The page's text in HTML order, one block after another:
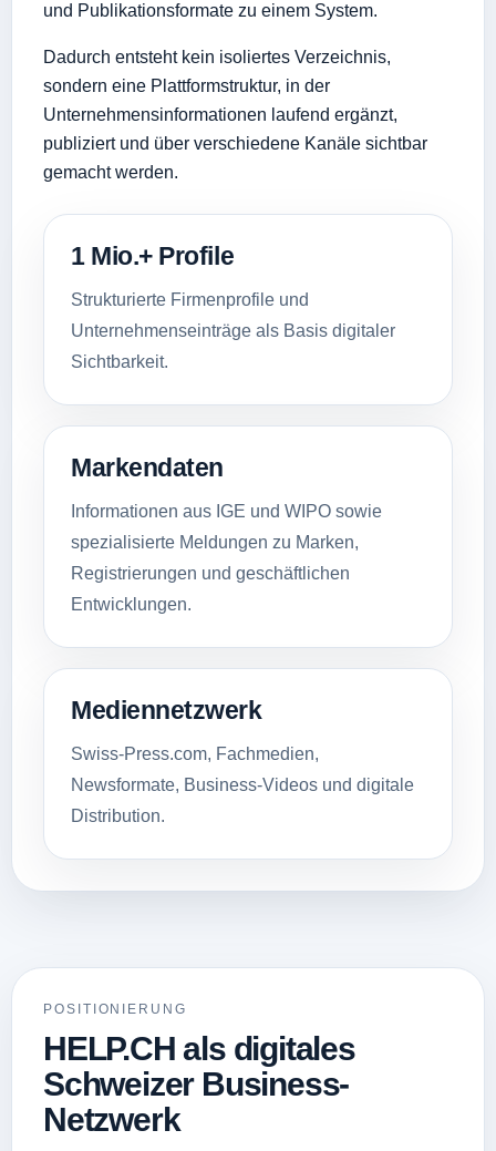
und Publikationsformate zu einem System.
Dadurch entsteht kein isoliertes Verzeichnis,
sondern eine Plattformstruktur, in der
Unternehmensinformationen laufend ergänzt,
publiziert und über verschiedene Kanäle sichtbar
gemacht werden.
1 Mio.+ Profile
Strukturierte Firmenprofile und
Unternehmenseinträge als Basis digitaler
Sichtbarkeit.
Markendaten
Informationen aus IGE und WIPO sowie
spezialisierte Meldungen zu Marken,
Registrierungen und geschäftlichen
Entwicklungen.
Mediennetzwerk
Swiss-Press.com, Fachmedien,
Newsformate, Business-Videos und digitale
Distribution.
POSITIONIERUNG
HELP.CH als digitales
Schweizer Business-
Netzwerk